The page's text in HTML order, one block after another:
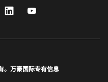
LinkedIn
。万豪国际专有信息